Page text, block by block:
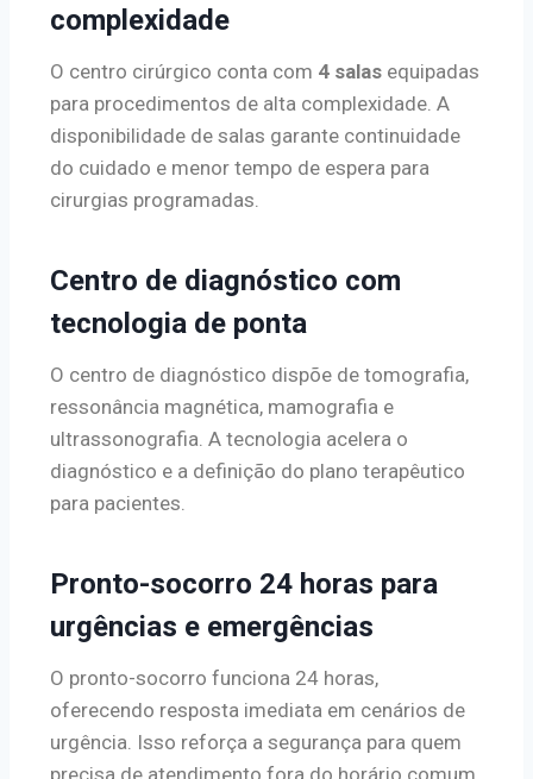
complexidade
O centro cirúrgico conta com 4 salas equipadas
para procedimentos de alta complexidade. A
disponibilidade de salas garante continuidade
do cuidado e menor tempo de espera para
cirurgias programadas.
Centro de diagnóstico com
tecnologia de ponta
O centro de diagnóstico dispõe de tomografia,
ressonância magnética, mamografia e
ultrassonografia. A tecnologia acelera o
diagnóstico e a definição do plano terapêutico
para pacientes.
Pronto-socorro 24 horas para
urgências e emergências
O pronto-socorro funciona 24 horas,
oferecendo resposta imediata em cenários de
urgência. Isso reforça a segurança para quem
precisa de atendimento fora do horário comum.